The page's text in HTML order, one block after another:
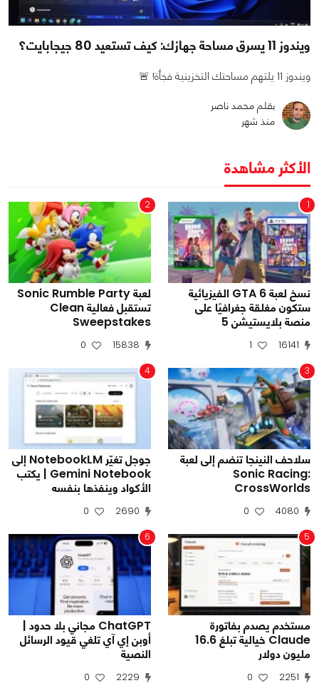
ويندوز 11 يسرق مساحة جهازك: كيف تستعيد 80 جيجابايت؟
ويندوز 11 يلتهم مساحتك التخزينية فجأة! 🚨
بقلم محمد ناصر
منذ شهر
الأكثر مشاهدة
1
نسخ لعبة GTA 6 الفيزيائية
ستكون مغلقة جغرافيًا على
منصة بلايستيشن 5
16141
1
2
لعبة Sonic Rumble Party
تستقبل فعالية Clean
Sweepstakes
15838
0
3
سلاحف النينجا تنضم إلى لعبة
Sonic Racing:
CrossWorlds
4080
0
4
جوجل تغيّر NotebookLM إلى
Gemini Notebook | يكتب
الأكواد وينفذها بنفسه
2690
0
5
مستخدم يصدم بفاتورة
Claude خيالية تبلغ 16.6
مليون دولار
2251
0
6
ChatGPT مجاني بلا حدود |
أوبن إي آي تلغي قيود الرسائل
النصية
2229
0